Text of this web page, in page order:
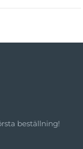
beställning!